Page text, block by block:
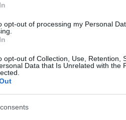
opt-out of processing my Personal
opt-out of Collection, Use, Retention,
Data that Is Unrelated with the